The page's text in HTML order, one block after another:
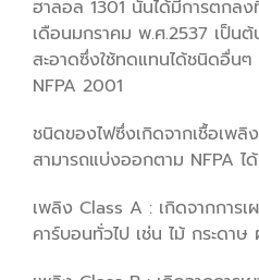
ฮาลอล 1301 นั้นได้มีการตกลง
เดือนมกราคม พ.ศ.2537 เป็น
สะอาดซึ่งใช้ทดแทนได้ชนิดอื่นๆ
NFPA 2001
ชนิดของไฟซึ่งเกิดจากเชื้อเพลิ
สามารถแบ่งออกตาม NFPA
เพลิง Class A : เกิดจากการ
คาร์บอนทั่วไป เช่น ไม้ กระดาษ